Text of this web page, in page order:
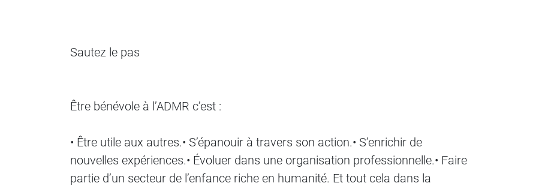
Sautez le pas
Être bénévole à l’ADMR c’est :
• Être utile aux autres.• S’épanouir à travers son action.• S’enrichir de
nouvelles expériences.• Évoluer dans une organisation professionnelle.• Faire
partie d’un secteur de l’enfance riche en humanité. Et tout cela dans la